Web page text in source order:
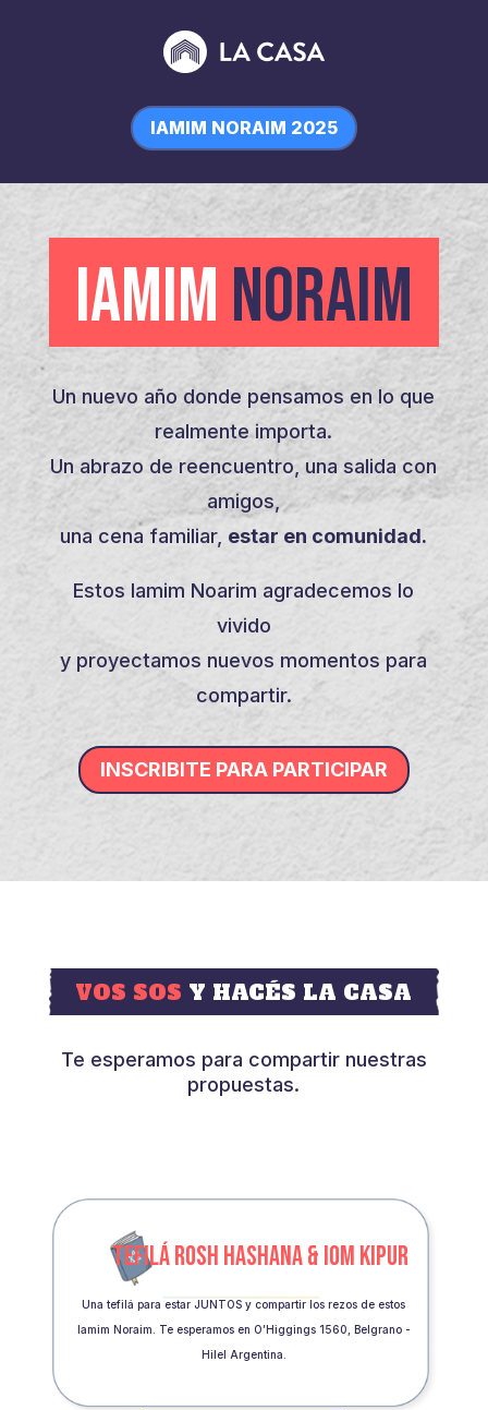
IAMIM NORAIM 2025
IAMIM NORAIM
Un nuevo año donde pensamos en lo que
realmente importa.
Un abrazo de reencuentro, una salida con
amigos,
una cena familiar, estar en comunidad.
Estos Iamim Noarim agradecemos lo
vivido
y proyectamos nuevos momentos para
compartir.
INSCRIBITE PARA PARTICIPAR
VOS SOS Y HACÉS LA CASA
Te esperamos para compartir nuestras
propuestas.
TEFILÁ ROSH HASHANA & IOM KIPUR
Una tefilá para estar JUNTOS y compartir los rezos de estos
Iamim Noraim. Te esperamos en O’Higgings 1560, Belgrano -
Hilel Argentina.